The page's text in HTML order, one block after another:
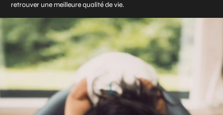
retrouver une meilleure qualité de vie.